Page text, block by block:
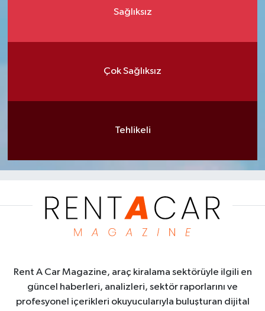
Sağlıksız
Çok Sağlıksız
Tehlikeli
Rent A Car Magazine, araç kiralama sektörüyle ilgili en
güncel haberleri, analizleri, sektör raporlarını ve
profesyonel içerikleri okuyucularıyla buluşturan dijital